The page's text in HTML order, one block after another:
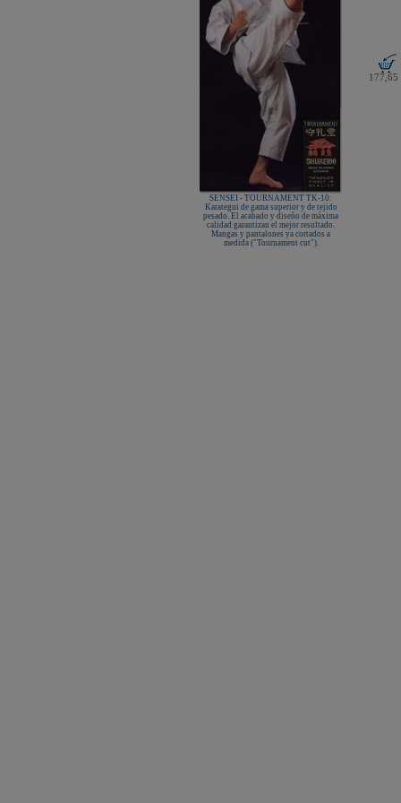
177,65
SENSEI - TOURNAMENT TK-10:
Karategui de gama superior y de tejido
pesado. El acabado y diseño de máxima
calidad garantizan el mejor resultado.
Mangas y pantalones ya cortados a
medida ("Tournament cut").